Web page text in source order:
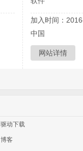
加入时间：
中国
网站详情
驱动下载
博客